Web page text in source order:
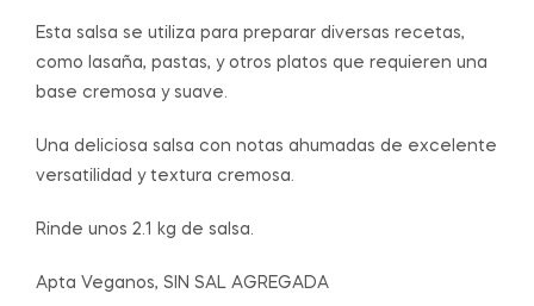
Esta salsa se utiliza para preparar diversas recetas,
como lasaña, pastas, y otros platos que requieren una
base cremosa y suave.
Una deliciosa salsa con notas ahumadas de excelente
versatilidad y textura cremosa.
Rinde unos 2.1 kg de salsa.
Apta Veganos, SIN SAL AGREGADA